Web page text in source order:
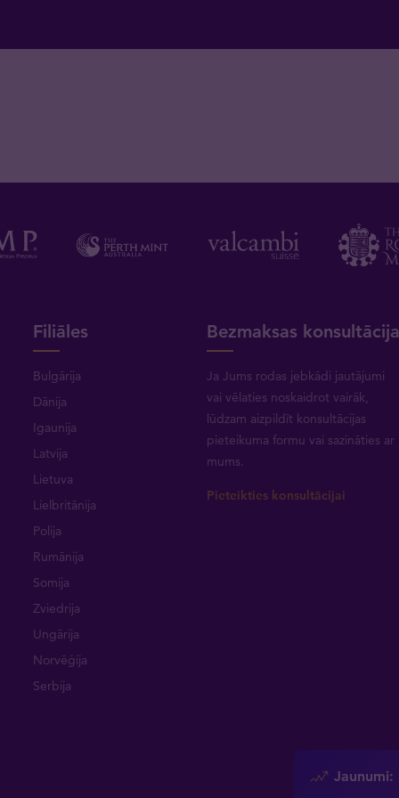
Filiāles
Bulgārija
Dānija
Igaunija
Latvija
Lietuva
Lielbritānija
Polija
Rumānija
Somija
Zviedrija
Ungārija
Norvēģija
Serbija
Bezmaksas konsultācija
Ja Jums rodas jebkādi jautājumi
vai vēlaties noskaidrot vairāk,
lūdzam aizpildīt konsultācijas
pieteikuma formu vai sazināties ar
mums.
Pieteikties konsultācijai
Jaunumi: